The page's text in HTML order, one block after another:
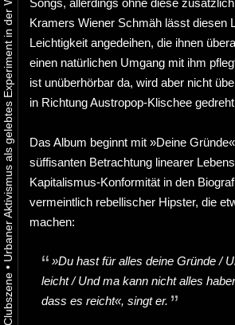
•
Kramers Wiener Schmäh lässt diesen
Leichtigkeit angedeihen, die ihnen
einen natürlichen Umgang mit ihm
ist unüberhörbar da, wird aber nicht
in Richtung Austropop-Klischee
Das Album beginnt mit »Deine
süffisanten Betrachtung linearer
Kapitalismus-Konformität in den
vermeintlich rebellischer Hipster, die
machen:
»Du hast für alles deine Gründe /
leicht / Und ma kann nicht alles
dass es reicht«, singt er.